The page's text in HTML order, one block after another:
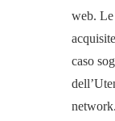
web.
caso